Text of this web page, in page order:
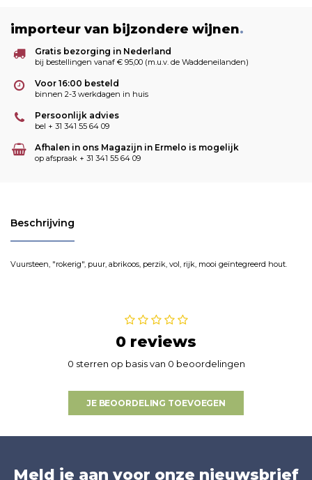
importeur van bijzondere wijnen.
Gratis bezorging in Nederland
bij bestellingen vanaf € 95,00 (m.u.v. de Waddeneilanden)
Voor 16:00 besteld
binnen 2-3 werkdagen in huis
Persoonlijk advies
bel + 31 341 55 64 09
Afhalen in ons Magazijn in Ermelo is mogelijk
op afspraak + 31 341 55 64 09
Beschrijving
Vuursteen, "rokerig", puur, abrikoos, perzik, vol, rijk, mooi geïntegreerd hout.
0 reviews
0 sterren op basis van 0 beoordelingen
JE BEOORDELING TOEVOEGEN
Meld je aan voor onze nieuwsbrief